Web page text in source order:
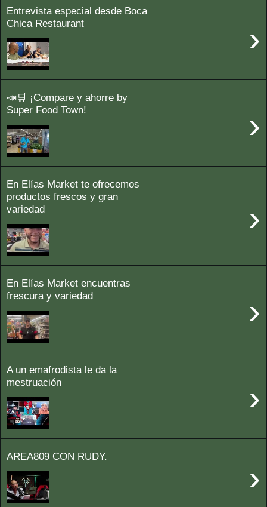
Entrevista especial desde Boca
Chica Restaurant
›
📣🛒 ¡Compare y ahorre by
Super Food Town!
›
En Elías Market te ofrecemos
productos frescos y gran
variedad
›
En Elías Market encuentras
frescura y variedad
›
A un emafrodista le da la
mestruación
›
AREA809 CON RUDY.
›